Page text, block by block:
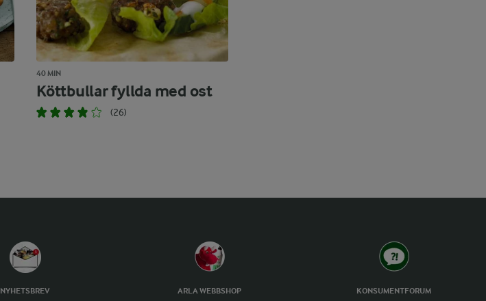
40 MIN
Köttbullar fyllda med ost
(26)
NYHETSBREV ARLA WEBBSHOP KONSUMENTFORUM